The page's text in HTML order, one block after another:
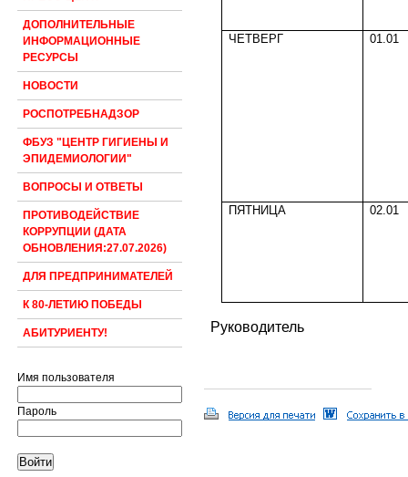
ДОПОЛНИТЕЛЬНЫЕ
ИНФОРМАЦИОННЫЕ
РЕСУРСЫ
НОВОСТИ
РОСПОТРЕБНАДЗОР
ФБУЗ "ЦЕНТР ГИГИЕНЫ И
ЭПИДЕМИОЛОГИИ"
ВОПРОСЫ И ОТВЕТЫ
ПРОТИВОДЕЙСТВИЕ
КОРРУПЦИИ (ДАТА
ОБНОВЛЕНИЯ:27.07.2026)
ДЛЯ ПРЕДПРИНИМАТЕЛЕЙ
К 80-ЛЕТИЮ ПОБЕДЫ
АБИТУРИЕНТУ!
Имя пользователя
Пароль
ЧЕТВЕРГ 01.01
ПЯТНИЦА 02.01
Руководитель